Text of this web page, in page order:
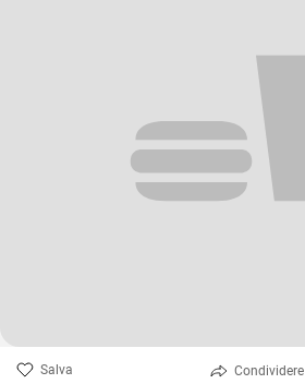
Salva Condividere